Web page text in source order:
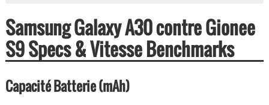
Samsung Galaxy A30 contre Gionee
S9 Specs & Vitesse Benchmarks
Capacité Batterie (mAh)